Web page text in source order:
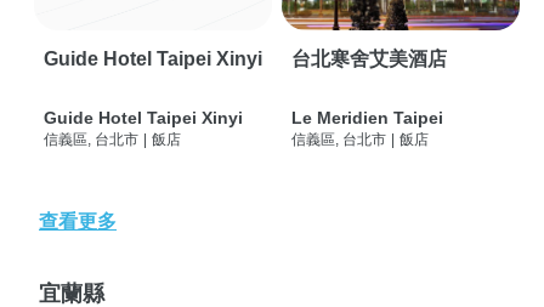
Guide Hotel Taipei Xinyi
Guide Hotel Taipei Xinyi
信義區, 台北市 | 飯店
台北寒舍艾美酒店
Le Meridien Taipei
信義區, 台北市 | 飯店
查看更多
宜蘭縣